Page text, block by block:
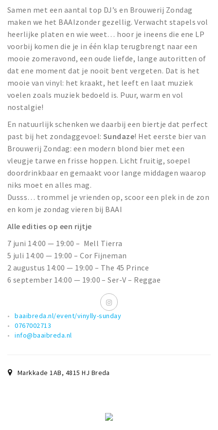
Samen met een aantal top DJ’s en Brouwerij Zondag
maken we het BAAIzonder gezellig. Verwacht stapels vol
heerlijke platen en wie weet… hoor je ineens die ene LP
voorbij komen die je in één klap terugbrengt naar een
mooie zomeravond, een oude liefde, lange autoritten of
dat ene moment dat je nooit bent vergeten. Dat is het
mooie van vinyl: het kraakt, het leeft en laat muziek
voelen zoals muziek bedoeld is. Puur, warm en vol
nostalgie!
En natuurlijk schenken we daarbij een biertje dat perfect
past bij het zondaggevoel: Sundaze! Het eerste bier van
Brouwerij Zondag: een modern blond bier met een
vleugje tarwe en frisse hoppen. Licht fruitig, soepel
doordrinkbaar en gemaakt voor lange middagen waarop
niks moet en alles mag.
Dusss… trommel je vrienden op, scoor een plek in de zon
en kom je zondag vieren bij BAAI
Alle edities op een rijtje
7 juni 14:00 — 19:00 – Mell Tierra
5 juli 14:00 — 19:00 – Cor Fijneman
2 augustus 14:00 — 19:00 – The 45 Prince
6 september 14:00 — 19:00 – Ser-V – Reggae
baaibreda.nl/event/vinylly-sunday
0767002713
info@baaibreda.nl
Markkade 1AB, 4815 HJ Breda